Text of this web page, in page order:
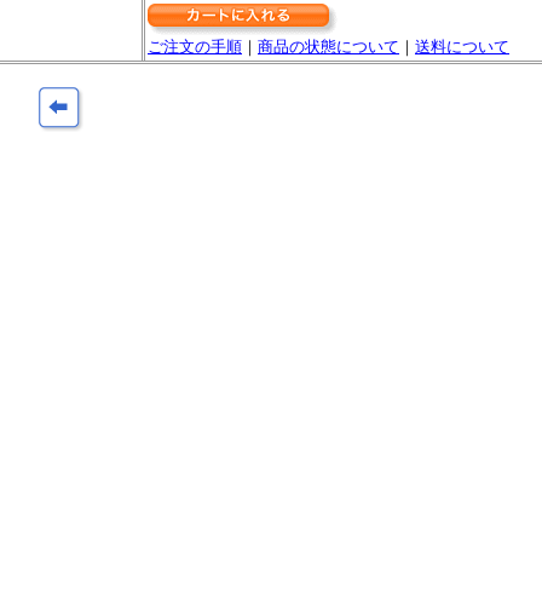
ご注文の手順 ｜ 商品の状態について ｜ 送料について